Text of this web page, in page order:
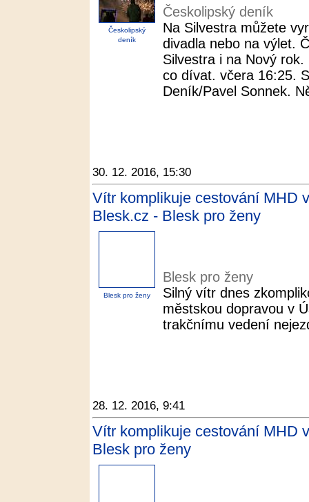
Českolipský
deník
Českolipský deník
Na Silvestra můžete
divadla nebo na výlet.
Silvestra i na Nový
co dívat. včera 16:25.
Deník/Pavel Sonnek.
30. 12. 2016, 15:30
Vítr komplikuje cestování MHD
Blesk.cz - Blesk pro ženy
Blesk pro ženy
Blesk pro ženy
Silný vítr dnes
městskou dopravou v
trakčnímu vedení
28. 12. 2016, 9:41
Vítr komplikuje cestování MHD
Blesk pro ženy